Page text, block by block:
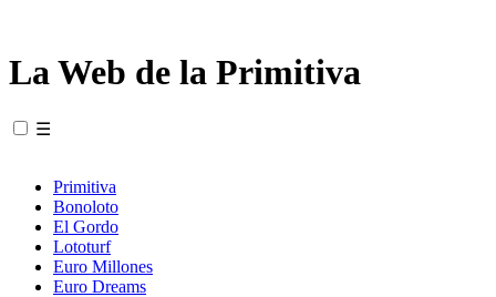
La Web de la Primitiva
☰
Primitiva
Bonoloto
El Gordo
Lototurf
Euro Millones
Euro Dreams